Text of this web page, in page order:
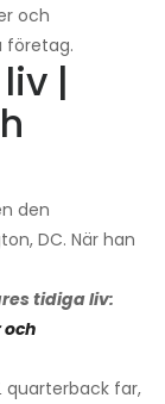
och
företag.
|
den
DC. När han
tidiga liv:
och
quarterback far,